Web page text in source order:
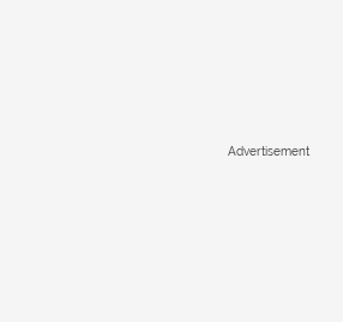
Advertisement